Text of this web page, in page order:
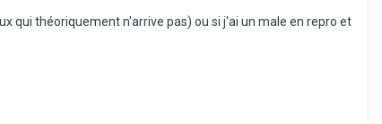
qui théoriquement n'arrive pas) ou si j'ai un male en repro et